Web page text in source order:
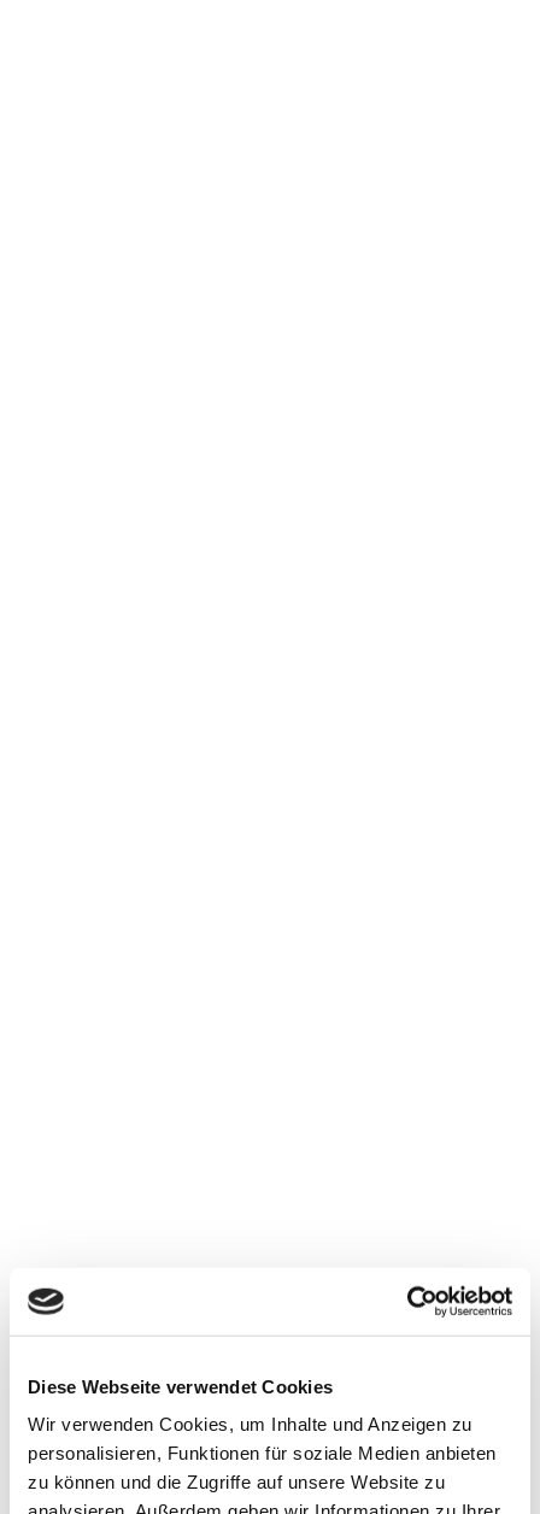
Diese Webseite verwendet Cookies
Wir verwenden Cookies, um Inhalte und Anzeigen zu
personalisieren, Funktionen für soziale Medien anbieten
zu können und die Zugriffe auf unsere Website zu